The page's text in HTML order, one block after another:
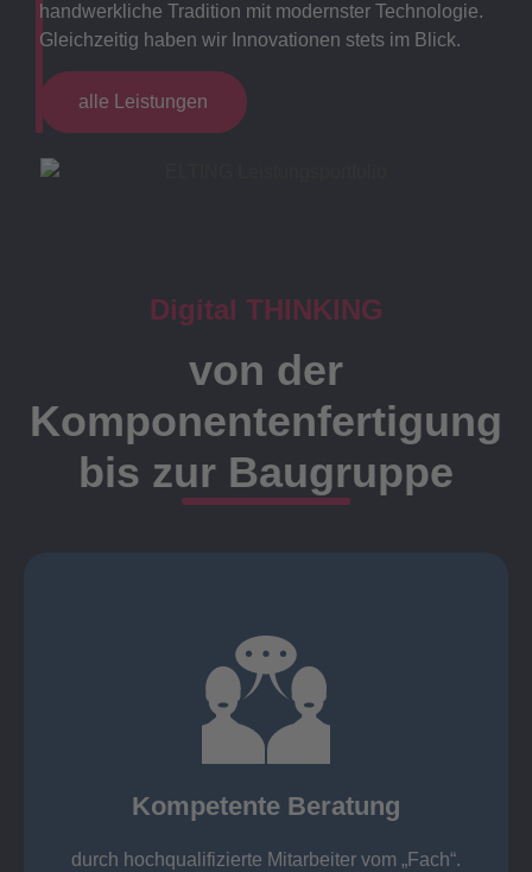
handwerkliche Tradition mit modernster Technologie.
Gleichzeitig haben wir Innovationen stets im Blick.
alle Leistungen
Digital THINKING
von der
Komponentenfertigung
bis zur Baugruppe
Kompetente Beratung
durch hochqualifizierte Mitarbeiter vom „Fach“.
Kompetente Beratung durch
„Fach“.
findet die Kundenbetreuung ausschließlich durch
Meister, Techniker oder Ingenieure statt.
Ansprechpartner